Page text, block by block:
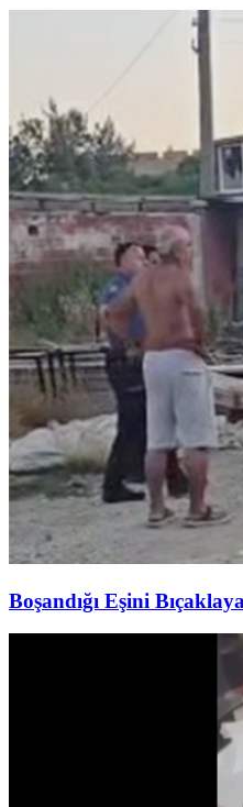
Boşandığı Eşini